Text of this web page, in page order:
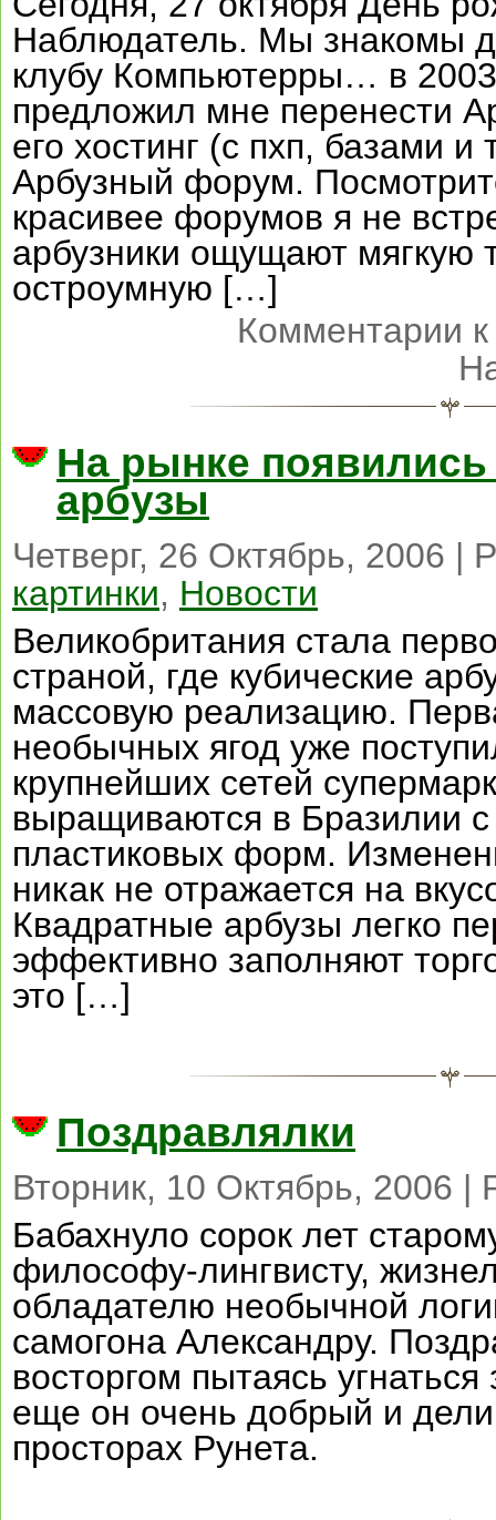
Наблюдатель. Мы знакомы
клубу Компьютерры… в
предложил мне перенести
его хостинг (с пхп, базами и
Арбузный форум.
красивее форумов я не
арбузники ощущают мягкую
остроумную […]
Комментарии
На рынке
арбузы
Четверг, 26 Октябрь, 2006 |
картинки, Новости
Великобритания стала
страной, где кубические
массовую реализацию.
необычных ягод уже
крупнейших сетей
выращиваются в Бразилии
пластиковых форм.
никак не отражается на
Квадратные арбузы легко
эффективно заполняют
это […]
Поздравлялки
Вторник, 10 Октябрь, 2006 |
Бабахнуло сорок лет
философу-лингвисту,
обладателю необычной
самогона Александру.
восторгом пытаясь
еще он очень добрый и
просторах Рунета.